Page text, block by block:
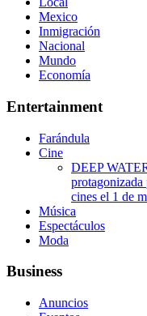
Mexico
Inmigración
Nacional
Mundo
Economía
Entertainment
Farándula
Cine
DEEP
cines el 1 de
Música
Espectáculos
Moda
Business
Anuncios